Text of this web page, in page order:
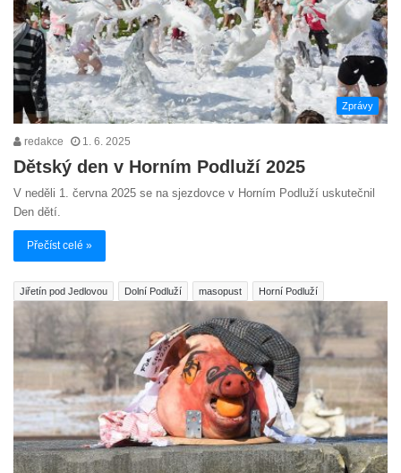
Zprávy
redakce 1. 6. 2025
Dětský den v Horním Podluží 2025
V neděli 1. června 2025 se na sjezdovce v Horním Podluží uskutečnil
Den dětí.
Přečíst celé »
Jiřetín pod Jedlovou Dolní Podluží masopust Horní Podluží